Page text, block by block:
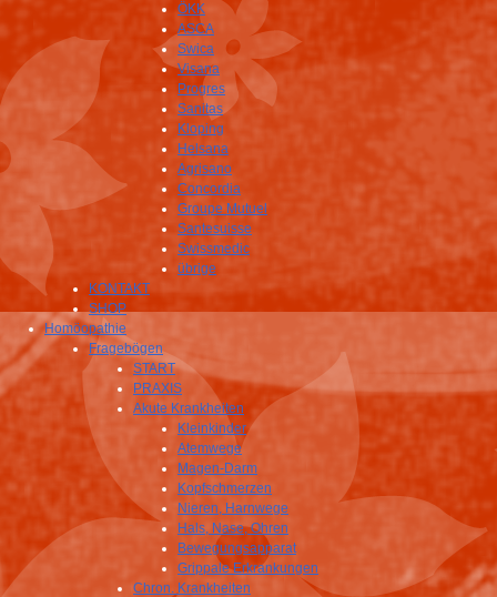
ÖKK
ASCA
Swica
Visana
Progres
Sanitas
Kloping
Helsana
Agrisano
Concordia
Groupe Mutuel
Santesuisse
Swissmedic
übrige
KONTAKT
SHOP
Homöopathie
Fragebögen
START
PRAXIS
Akute Krankheiten
Kleinkinder
Atemwege
Magen-Darm
Kopfschmerzen
Nieren, Harnwege
Hals, Nase, Ohren
Bewegungsapparat
Grippale Erkrankungen
Chron. Krankheiten